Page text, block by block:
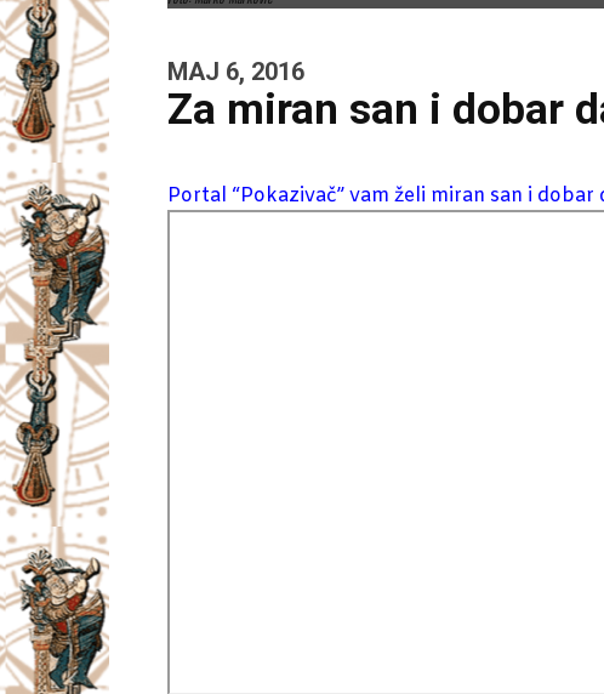
MAJ 6, 2016
Za miran san i dobar
Portal “Pokazivač” vam želi miran san i dobar